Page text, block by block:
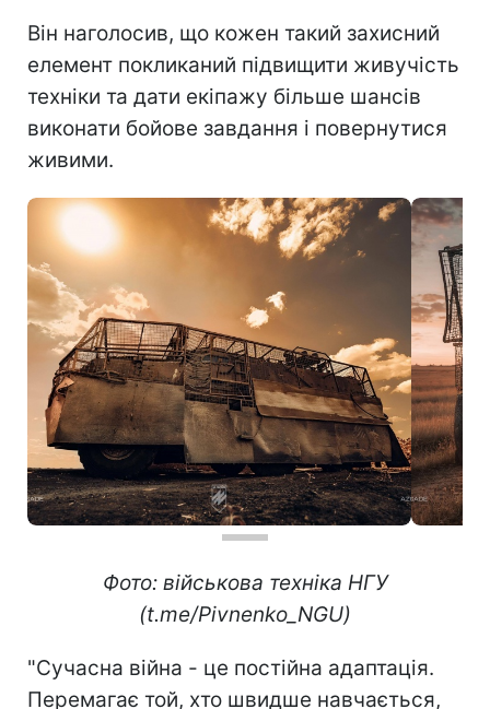
Він наголосив, що кожен такий захисний
елемент покликаний підвищити живучість
техніки та дати екіпажу більше шансів
виконати бойове завдання і повернутися
живими.
Фото: військова техніка НГУ
(t.me/Pivnenko_NGU)
"Сучасна війна - це постійна адаптація.
Перемагає той, хто швидше навчається,